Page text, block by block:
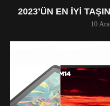
2023’ÜN EN İYI
10